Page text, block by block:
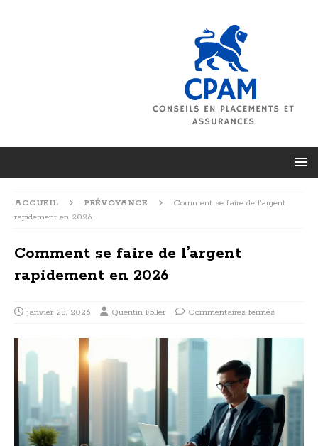
ACCUEIL PRÉVOYANCE
Comment se faire de l’argent
rapidement en 2026
Comment se faire de l’argent
rapidement en 2026
janvier 28, 2026 Quentin Foller Commentaires fermés